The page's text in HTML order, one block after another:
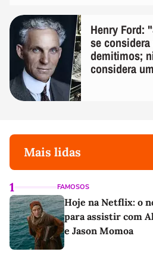
Henry Ford:
se
demitimos;
considera
Mais lidas
1 FAMOSOS
Hoje na Netflix: o
para assistir com
e Jason Momoa